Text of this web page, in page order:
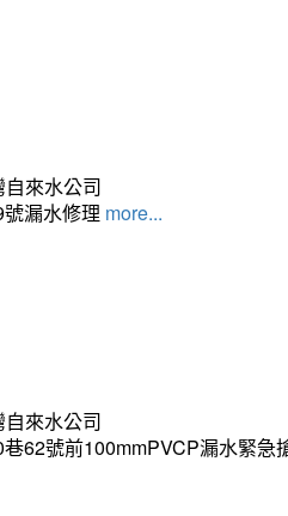
來水公司
漏水修理 more...
來水公司
62號前100mmPVCP漏水緊急